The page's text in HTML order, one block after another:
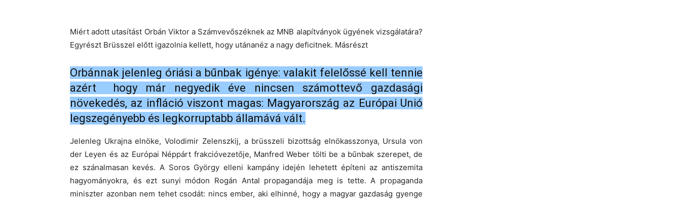
Miért adott utasítást Orbán Viktor a Számvevőszéknek az MNB alapítványok ügyének vizsgálatára?
Egyrészt Brüsszel előtt igazolnia kellett, hogy utánanéz a nagy deficitnek. Másrészt
Orbánnak jelenleg óriási a bűnbak igénye: valakit felelőssé kell tennie
azért hogy már negyedik éve nincsen számottevő gazdasági
növekedés, az infláció viszont magas: Magyarország az Európai Unió
legszegényebb és legkorruptabb államává vált.
Jelenleg Ukrajna elnöke, Volodimir Zelenszkij, a brüsszeli bizottság elnökasszonya, Ursula von
der Leyen és az Európai Néppárt frakcióvezetője, Manfred Weber tölti be a bűnbak szerepet, de
ez szánalmasan kevés. A Soros György elleni kampány idején lehetett építeni az antiszemita
hagyományokra, és ezt sunyi módon Rogán Antal propagandája meg is tette. A propaganda
miniszter azonban nem tehet csodát: nincs ember, aki elhinné, hogy a magyar gazdaság gyenge